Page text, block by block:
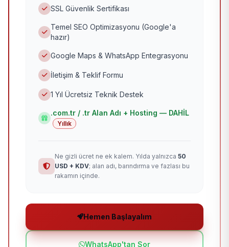
SSL Güvenlik Sertifikası
Temel SEO Optimizasyonu (Google'a
hazır)
Google Maps & WhatsApp Entegrasyonu
İletişim & Teklif Formu
1 Yıl Ücretsiz Teknik Destek
.com.tr / .tr Alan Adı + Hosting — DAHİL
Yıllık
Ne gizli ücret ne ek kalem. Yılda yalnızca 50
USD + KDV; alan adı, barındırma ve fazlası bu
rakamın içinde.
Hemen Başlayalım
WhatsApp'tan Sor